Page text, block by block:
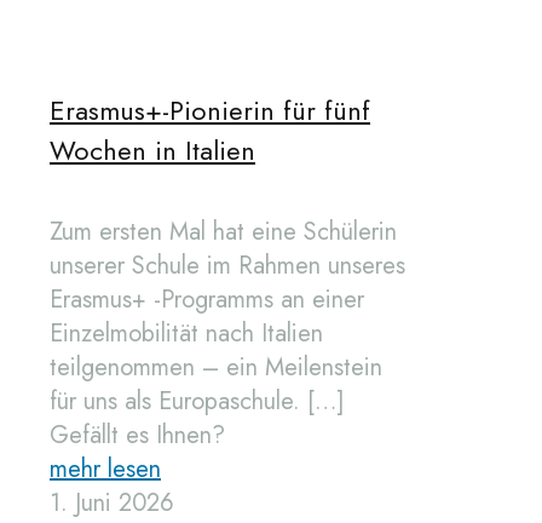
Erasmus+-Pionierin für fünf
Wochen in Italien
Zum ersten Mal hat eine Schülerin
unserer Schule im Rahmen unseres
Erasmus+ -Programms an einer
Einzelmobilität nach Italien
teilgenommen – ein Meilenstein
für uns als Europaschule. […]
Gefällt es Ihnen?
mehr lesen
1. Juni 2026